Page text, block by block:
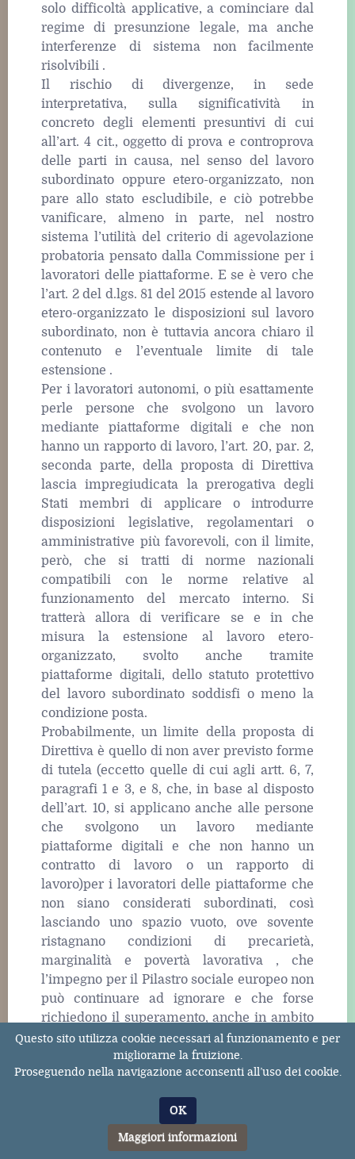
solo difficoltà applicative, a cominciare dal
regime di presunzione legale, ma anche
interferenze di sistema non facilmente
risolvibili .
Il rischio di divergenze, in sede
interpretativa, sulla significatività in
concreto degli elementi presuntivi di cui
all’art. 4 cit., oggetto di prova e controprova
delle parti in causa, nel senso del lavoro
subordinato oppure etero-organizzato, non
pare allo stato escludibile, e ciò potrebbe
vanificare, almeno in parte, nel nostro
sistema l’utilità del criterio di agevolazione
probatoria pensato dalla Commissione per i
lavoratori delle piattaforme. E se è vero che
l’art. 2 del d.lgs. 81 del 2015 estende al lavoro
etero-organizzato le disposizioni sul lavoro
subordinato, non è tuttavia ancora chiaro il
contenuto e l’eventuale limite di tale
estensione .
Per i lavoratori autonomi, o più esattamente
perle persone che svolgono un lavoro
mediante piattaforme digitali e che non
hanno un rapporto di lavoro, l’art. 20, par. 2,
seconda parte, della proposta di Direttiva
lascia impregiudicata la prerogativa degli
Stati membri di applicare o introdurre
disposizioni legislative, regolamentari o
amministrative più favorevoli, con il limite,
però, che si tratti di norme nazionali
compatibili con le norme relative al
funzionamento del mercato interno. Si
tratterà allora di verificare se e in che
misura la estensione al lavoro etero-
organizzato, svolto anche tramite
piattaforme digitali, dello statuto protettivo
del lavoro subordinato soddisfi o meno la
condizione posta.
Probabilmente, un limite della proposta di
Direttiva è quello di non aver previsto forme
di tutela (eccetto quelle di cui agli artt. 6, 7,
paragrafi 1 e 3, e 8, che, in base al disposto
dell’art. 10, si applicano anche alle persone
che svolgono un lavoro mediante
piattaforme digitali e che non hanno un
contratto di lavoro o un rapporto di
lavoro)per i lavoratori delle piattaforme che
non siano considerati subordinati, così
lasciando uno spazio vuoto, ove sovente
ristagnano condizioni di precarietà,
marginalità e povertà lavorativa , che
l’impegno per il Pilastro sociale europeo non
può continuare ad ignorare e che forse
richiedono il superamento, anche in ambito
nazionale, dei vecchi schemi entro cui si
continua a voler comprimere le nuove forme
di lavoro.
Questo sito utilizza cookie necessari al funzionamento e per
migliorarne la fruizione.
Proseguendo nella navigazione acconsenti all’uso dei cookie.
OK
Maggiori informazioni